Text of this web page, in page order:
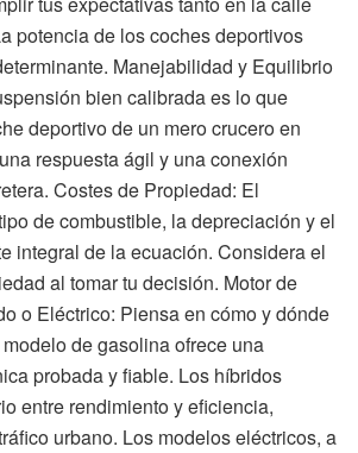
potencia de los coches deportivos
Manejabilidad y Equilibrio
bien calibrada es lo que
deportivo de un mero crucero en
respuesta ágil y una conexión
Costes de Propiedad: El
de combustible, la depreciación y el
integral de la ecuación. Considera el
al tomar tu decisión. Motor de
o Eléctrico: Piensa en cómo y dónde
de gasolina ofrece una
probada y fiable. Los híbridos
entre rendimiento y eficiencia,
urbano. Los modelos eléctricos, a